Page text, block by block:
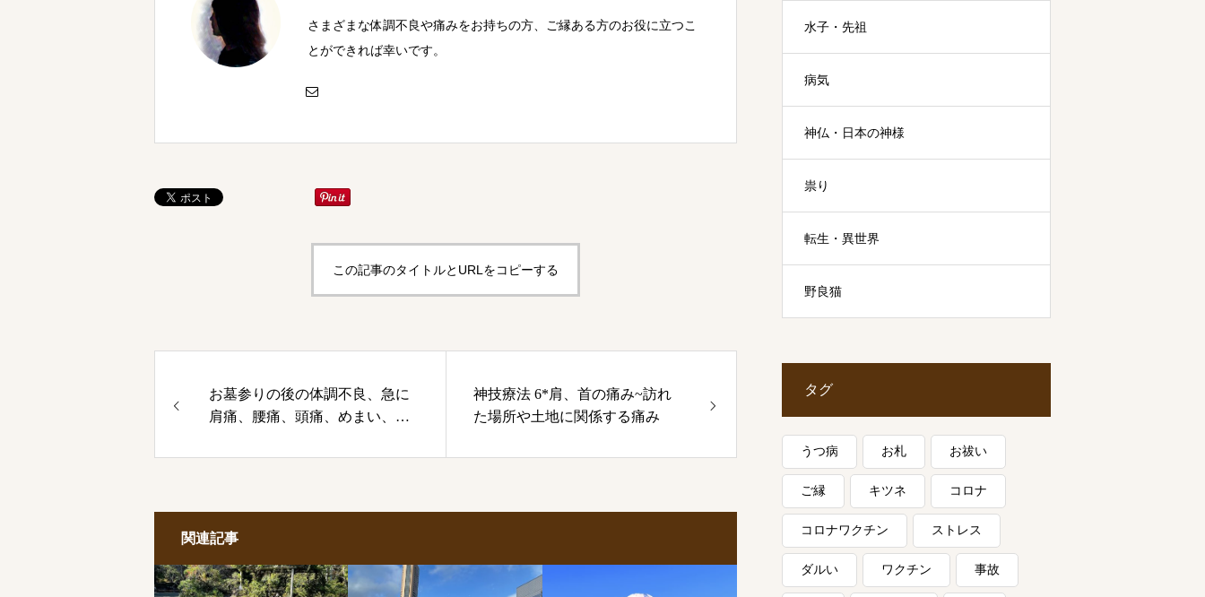
さまざまな体調不良や痛みをお持ちの方、ご縁ある方のお役に立つこ
とができれば幸いです。
この記事のタイトルとURLをコピーする
お墓参りの後の体調不良、急に
肩痛、腰痛、頭痛、めまい、吐
か？
神技療法 6*肩、首の痛み~訪れ
た場所や土地に関係する痛み
関連記事
水子・先祖
病気
神仏・日本の神様
祟り
転生・異世界
野良猫
タグ
うつ病 お札 お祓い
ご縁 キツネ コロナ
コロナワクチン ストレス
ダルい ワクチン 事故